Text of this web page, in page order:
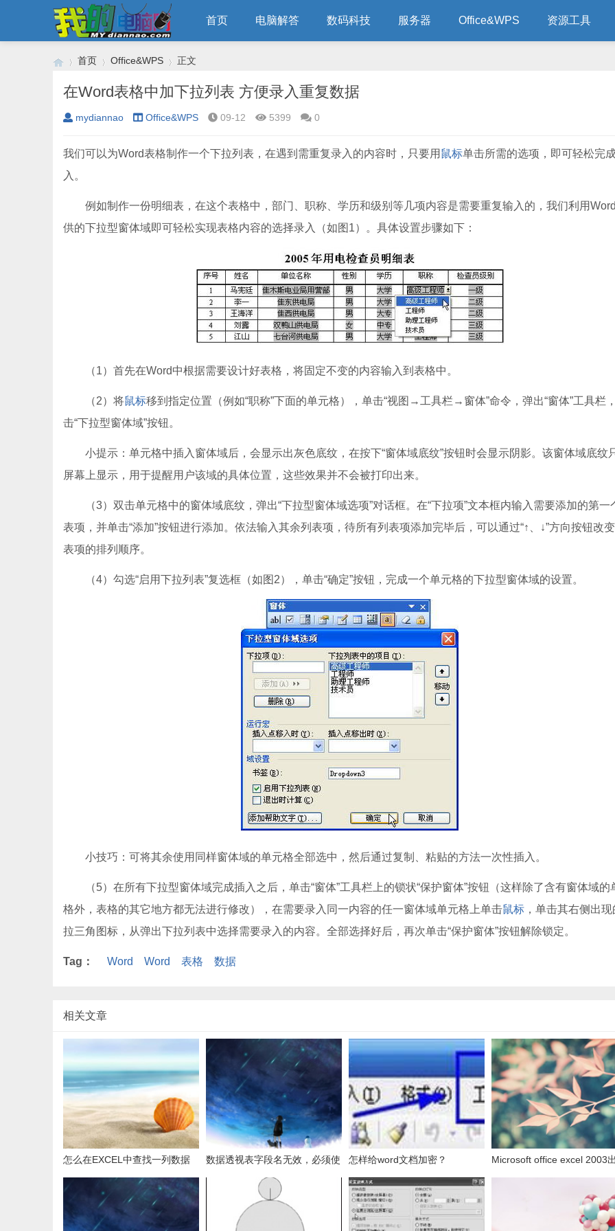
首页 电脑解答 数码科技 服务器 Office&WPS 资源工具
›
首页
›
Office&WPS
›
正文
在Word表格中加下拉列表 方便录入重复数据
mydiannao Office&WPS 09-12 5399 0
我们可以为Word表格制作一个下拉列表，在遇到需重复录入的内容时，只要用 鼠标单击所需的选项，即可轻松完
入。
例如制作一份明细表，在这个表格中，部门、职称、学历和级别等几项内容是需要重复输入的，我们利用
供的下拉型窗体域即可轻松实现表格内容的选择录入（如图1）。具体设置步骤如下：
（1）首先在Word中根据需要设计好表格，将固定不变的内容输入到表格中。
（2）将鼠标移到指定位置（例如“职称”下面的单元格），单击“视图→工具栏→窗体”命令，弹出“窗体”工具栏
击“下拉型窗体域”按钮。
小提示：单元格中插入窗体域后，会显示出灰色底纹，在按下“窗体域底纹”按钮时会显示阴影。该窗体域底纹
屏幕上显示，用于提醒用户该域的具体位置，这些效果并不会被打印出来。
（3）双击单元格中的窗体域底纹，弹出“下拉型窗体域选项”对话框。在“下拉项”文本框内输入需要添加的第一
表项，并单击“添加”按钮进行添加。依法输入其余列表项，待所有列表项添加完毕后，可以通过“↑、↓”方向按钮改
表项的排列顺序。
（4）勾选“启用下拉列表”复选框（如图2），单击“确定”按钮，完成一个单元格的下拉型窗体域的设置。
小技巧：可将其余使用同样窗体域的单元格全部选中，然后通过复制、粘贴的方法一次性插入。
（5）在所有下拉型窗体域完成插入之后，单击“窗体”工具栏上的锁状“保护窗体”按钮（这样除了含有窗体域的
格外，表格的其它地方都无法进行修改），在需要录入同一内容的任一窗体域单元格上单击鼠标 ，单击其右侧出
拉三角图标，从弹出下拉列表中选择需要录入的内容。全部选择好后，再次单击“保护窗体”按钮解除锁定。
Tag： Word Word 表格 数据
相关文章
怎么在EXCEL中查找一列数据
有多少是重复的？
数据透视表字段名无效，必须使
用组合为带有标志列列表的数
怎样给word文档加密？
Microsoft office excel 2003